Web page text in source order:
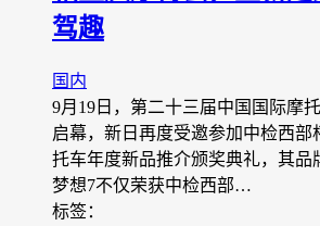
驾趣
国内
9月19日，第二十三届中国国际摩
启幕，新日再度受邀参加中检西部
托车年度新品推介颁奖典礼，其品
梦想7不仅荣获中检西部…
标签：